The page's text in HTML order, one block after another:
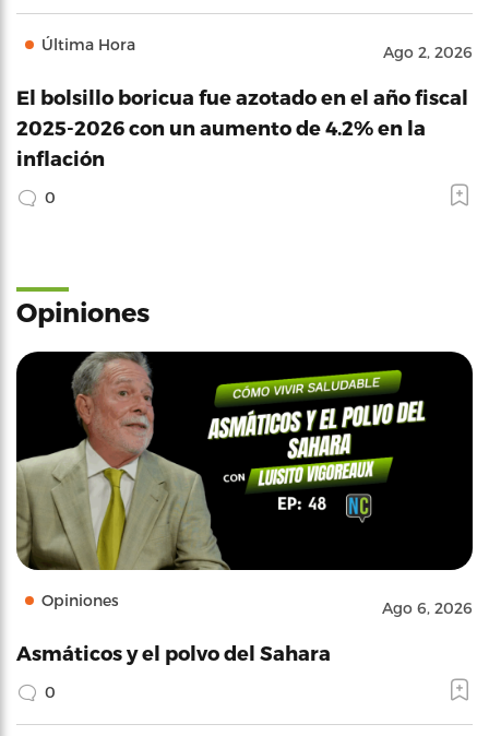
Última Hora Ago 2, 2026
El bolsillo boricua fue azotado en el año fiscal
2025-2026 con un aumento de 4.2% en la
inflación
0
Opiniones
Opiniones Ago 6, 2026
Asmáticos y el polvo del Sahara
0